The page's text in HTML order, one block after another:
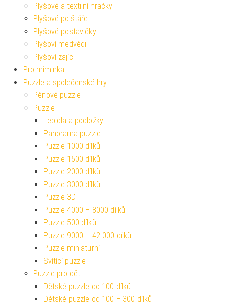
Plyšové a textilní hračky
Plyšové polštáře
Plyšové postavičky
Plyšoví medvědi
Plyšoví zajíci
Pro miminka
Puzzle a společenské hry
Pěnové puzzle
Puzzle
Lepidla a podložky
Panorama puzzle
Puzzle 1000 dílků
Puzzle 1500 dílků
Puzzle 2000 dílků
Puzzle 3000 dílků
Puzzle 3D
Puzzle 4000 – 8000 dílků
Puzzle 500 dílků
Puzzle 9000 – 42 000 dílků
Puzzle miniaturní
Svítící puzzle
Puzzle pro děti
Dětské puzzle do 100 dílků
Dětské puzzle od 100 – 300 dílků